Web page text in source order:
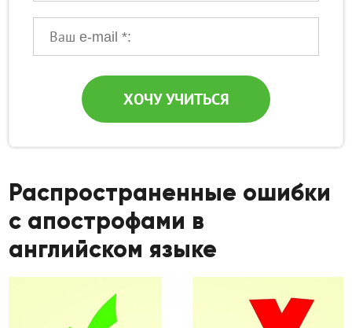
ХОЧУ УЧИТЬСЯ
Распространенные ошибки
с апострофами в
английском языке